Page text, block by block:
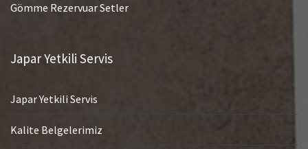
Gömme Rezervuar Setler
Japar Yetkili Servis
Japar Yetkili Servis
Kalite Belgelerimiz